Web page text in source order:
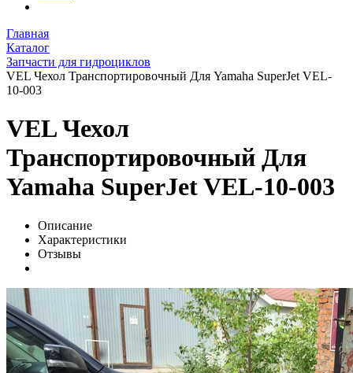
Главная
Каталог
Запчасти для гидроциклов
VEL Чехол Транспортировочный Для Yamaha SuperJet VEL-
10-003
VEL Чехол
Транспортировочный Для
Yamaha SuperJet VEL-10-003
Описание
Характеристики
Отзывы